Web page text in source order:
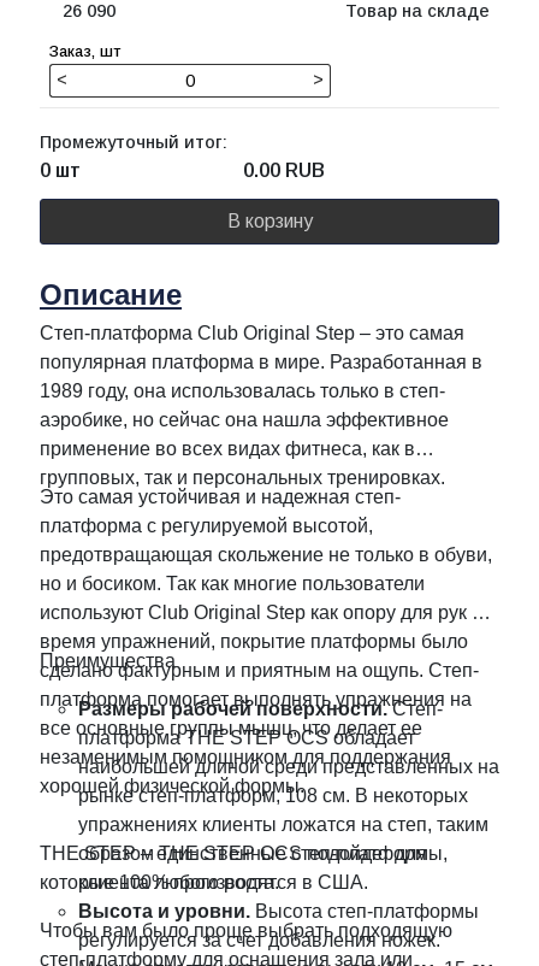
26 090 Товар на складе
< >
Промежуточный итог:
0 шт 0.00 RUB
В корзину
Описание
Степ-платформа Club Original Step – это самая
популярная платформа в мире. Разработанная в
1989 году, она использовалась только в степ-
аэробике, но сейчас она нашла эффективное
применение во всех видах фитнеса, как в
групповых, так и персональных тренировках.
Это самая устойчивая и надежная степ-
платформа с регулируемой высотой,
предотвращающая скольжение не только в обуви,
но и босиком. Так как многие пользователи
используют Club Original Step как опору для рук во
время упражнений, покрытие платформы было
сделано фактурным и приятным на ощупь. Степ-
платформа помогает выполнять упражнения на
все основные группы мышц, что делает ее
незаменимым помощником для поддержания
хорошей физической формы.
Преимущества
Размеры рабочей поверхности.Степ-
платформа THE STEP OCS обладает
наибольшей длиной среди представленных на
рынке степ-платформ, 108 см. В некоторых
упражнениях клиенты ложатся на степ, таким
образом THE STEP OCS подойдет для
клиента любого роста.
Высота и уровни. Высота степ-платформы
регулируется за счет добавления ножек.
THE STEP – единственные степ-платформы,
которые 100% производятся в США.
Чтобы вам было проще выбрать подходящую
степ-платформу для оснащения зала или